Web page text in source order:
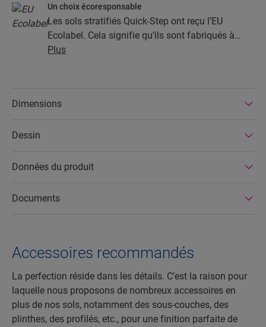
Un choix écoresponsable
Les sols stratifiés Quick-Step ont reçu l’EU
Ecolabel. Cela signifie qu’ils sont fabriqués à
partir d’au moins 80 % de bois issu de sources
sols stratifiés Quick-Step ont une durée de vie
Plus
Dimensions
Dessin
Données du produit
Documents
Accessoires recommandés
La perfection réside dans les détails. C’est la raison pour
laquelle nous proposons de nombreux accessoires en
plus de nos sols, notamment des sous-couches, des
plinthes, des profilés, etc., pour une finition parfaite de